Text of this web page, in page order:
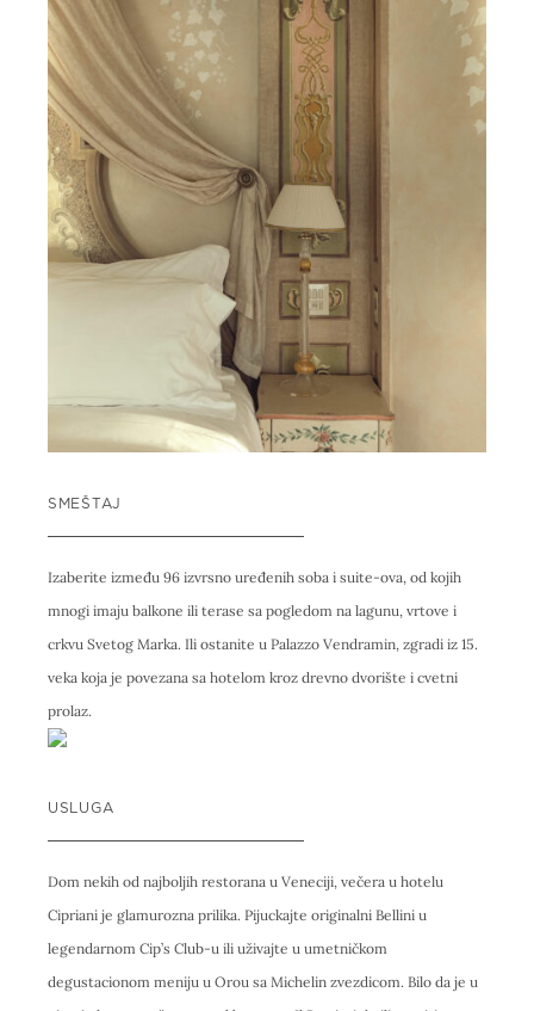
SMEŠTAJ
Izaberite između 96 izvrsno uređenih soba i suite-ova, od kojih
mnogi imaju balkone ili terase sa pogledom na lagunu, vrtove i
crkvu Svetog Marka. Ili ostanite u Palazzo Vendramin, zgradi iz 15.
veka koja je povezana sa hotelom kroz drevno dvorište i cvetni
prolaz.
USLUGA
Dom nekih od najboljih restorana u Veneciji, večera u hotelu
Cipriani je glamurozna prilika. Pijuckajte originalni Bellini u
legendarnom Cip’s Club-u ili uživajte u umetničkom
degustacionom meniju u Orou sa Michelin zvezdicom. Bilo da je u